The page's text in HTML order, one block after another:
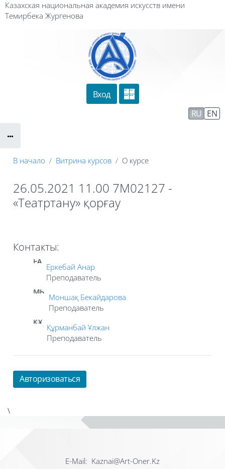
Перейти к основному содержанию
Казахская национальная академия искусств имени
Темирбека Жургенова
Вход
RU EN
В начало Витрина курсов О курсе
26.05.2021 11.00 7М02127 -
«Театртану» қорғау
Контакты:
ЕА
Еркебай Анар
Преподаватель
МБ
Моншақ Бекайдарова
Преподаватель
ҚҰ
Құрманбай Ұлжан
Преподаватель
Авторизоваться
\
Е-Mail: Kaznai@Art-Oner.Kz